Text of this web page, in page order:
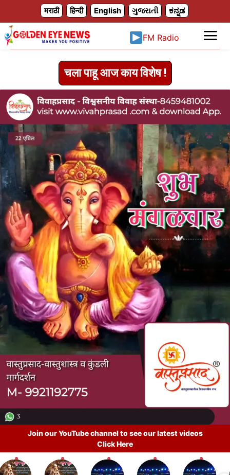
मराठी हिन्दी English ગુજરાતી ಕನ್ನಡ
FM Radio
चला पाहू आज काय विशेष !
Join our YouTube channel to see our latest videos
Click Here